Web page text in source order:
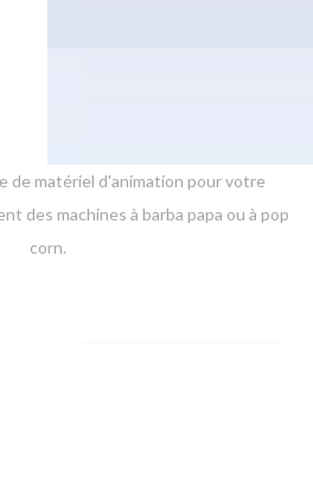
de matériel d'animation pour votre
des machines à barba papa ou à pop
corn.